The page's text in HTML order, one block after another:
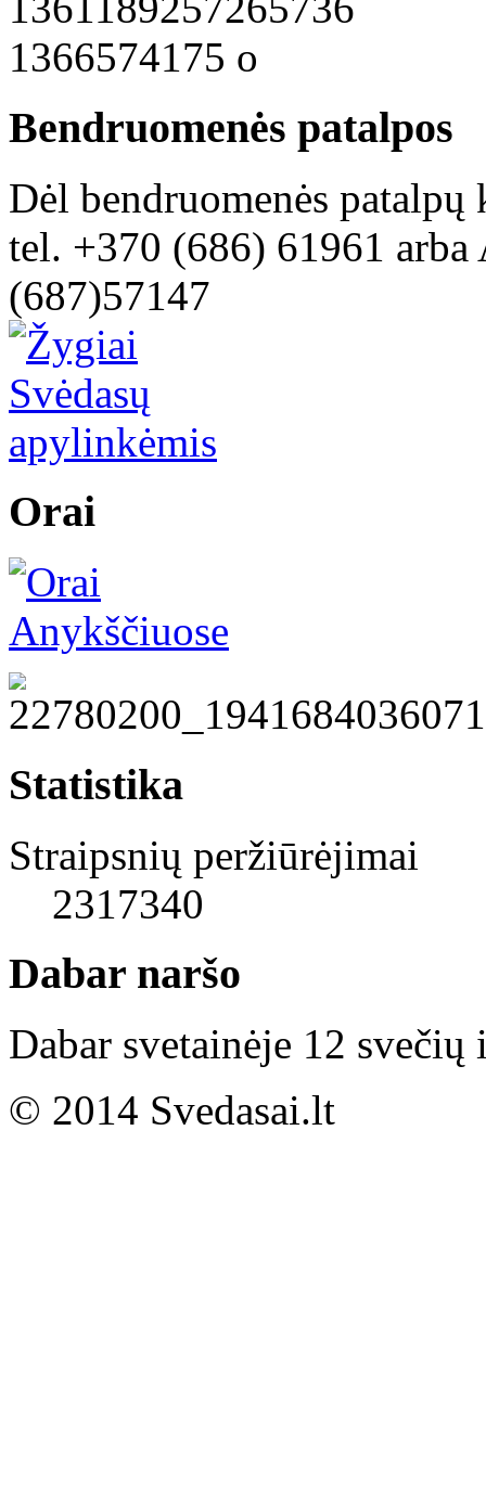
Bendruomenės patalpos
Dėl bendruomenės
tel. +370 (686) 61961
(687)57147
Orai
Statistika
Straipsnių peržiūrėjimai
2317340
Dabar naršo
Dabar svetainėje 12 svečių
© 2014 Svedasai.lt